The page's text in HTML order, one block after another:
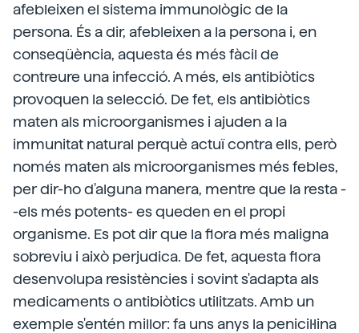
afebleixen el sistema immunològic de la
persona. És a dir, afebleixen a la persona i, en
conseqüència, aquesta és més fàcil de
contreure una infecció. A més, els antibiòtics
provoquen la selecció. De fet, els antibiòtics
maten als microorganismes i ajuden a la
immunitat natural perquè actuï contra ells, però
només maten als microorganismes més febles,
per dir-ho d'alguna manera, mentre que la resta -
-els més potents- es queden en el propi
organisme. Es pot dir que la flora més maligna
sobreviu i això perjudica. De fet, aquesta flora
desenvolupa resistències i sovint s'adapta als
medicaments o antibiòtics utilitzats. Amb un
exemple s'entén millor: fa uns anys la penicil·lina